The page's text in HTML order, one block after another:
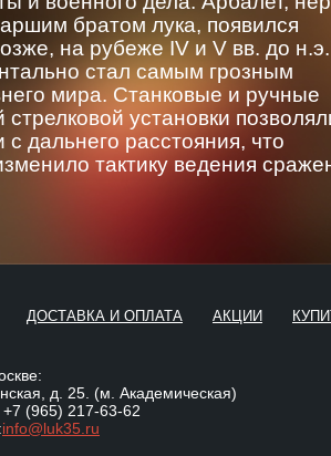
братом лука, появился
на рубеже IV и V вв. до
стал самым грозным
мира. Станковые и ручные
стрелковой установки
с дальнего расстояния, что
тактику ведения
ДОСТАВКА И ОПЛАТА АКЦИИ
д. 25. (м. Академическая)
+7 (965) 217-63-62
info@luk35.ru